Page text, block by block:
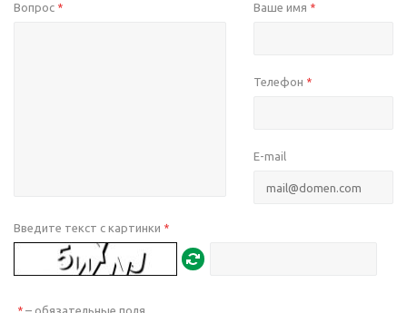
Вопрос * Ваше имя *
Телефон *
E-mail
Введите текст с картинки *